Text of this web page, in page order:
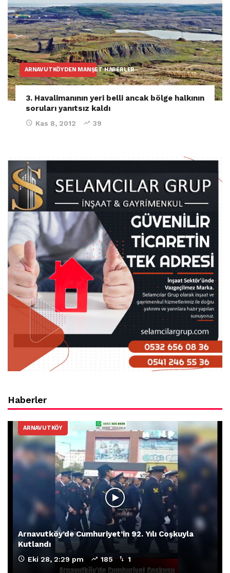
ARNAVUTKÖYDEN MANŞET HABERLER
3. Havalimanının yeri belli ancak bölge halkının
soruları yanıtsız kaldı
Kas 8, 2012 39
Haberler
ARNAVUTKÖY
Arnavutköy’de Cumhuriyet’in 92. Yılı Coşkuyla
Kutlandı
Eki 28, 2:29 pm 185 1